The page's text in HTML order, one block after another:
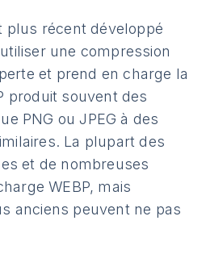
plus récent développé
une compression
et prend en charge la
produit souvent des
PNG ou JPEG à des
La plupart des
et de nombreuses
WEBP, mais
anciens peuvent ne pas